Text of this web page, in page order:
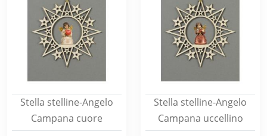
Stella stelline-Angelo
Campana cuore
Stella stelline-Angelo
Campana uccellino